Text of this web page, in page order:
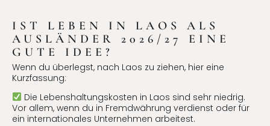
IST LEBEN IN LAOS ALS
AUSLÄNDER 2026/27 EINE
GUTE IDEE?
Wenn du überlegst, nach Laos zu ziehen, hier eine
Kurzfassung:
Die Lebenshaltungskosten in Laos sind sehr niedrig.
Vor allem, wenn du in Fremdwährung verdienst oder für
ein internationales Unternehmen arbeitest.